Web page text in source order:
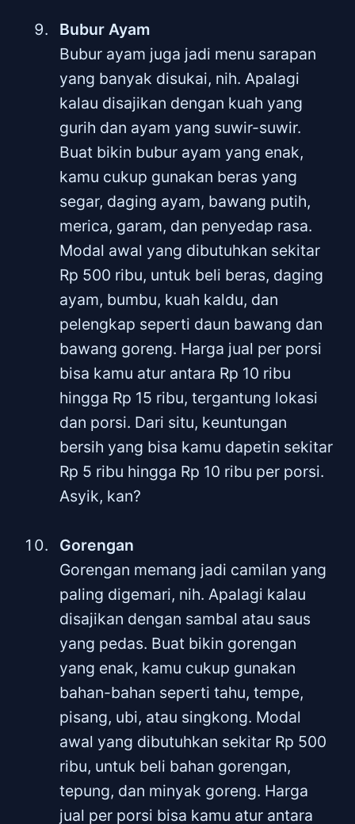
Bubur Ayam
Bubur ayam juga jadi menu sarapan
yang banyak disukai, nih. Apalagi
kalau disajikan dengan kuah yang
gurih dan ayam yang suwir-suwir.
Buat bikin bubur ayam yang enak,
kamu cukup gunakan beras yang
segar, daging ayam, bawang putih,
merica, garam, dan penyedap rasa.
Modal awal yang dibutuhkan sekitar
Rp 500 ribu, untuk beli beras, daging
ayam, bumbu, kuah kaldu, dan
pelengkap seperti daun bawang dan
bawang goreng. Harga jual per porsi
bisa kamu atur antara Rp 10 ribu
hingga Rp 15 ribu, tergantung lokasi
dan porsi. Dari situ, keuntungan
bersih yang bisa kamu dapetin sekitar
Rp 5 ribu hingga Rp 10 ribu per porsi.
Asyik, kan?
Gorengan
Gorengan memang jadi camilan yang
paling digemari, nih. Apalagi kalau
disajikan dengan sambal atau saus
yang pedas. Buat bikin gorengan
yang enak, kamu cukup gunakan
bahan-bahan seperti tahu, tempe,
pisang, ubi, atau singkong. Modal
awal yang dibutuhkan sekitar Rp 500
ribu, untuk beli bahan gorengan,
tepung, dan minyak goreng. Harga
jual per porsi bisa kamu atur antara